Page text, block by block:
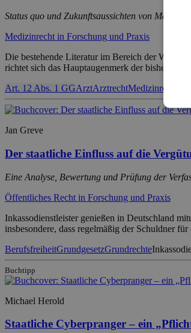
Status quo und Zukunftsaussichten von
Medizinrecht in Forschung und Praxis
Die bestehende Literatur im Bereich der
richtet sich das Hauptaugenmerk der
Art. 12 Abs. 1 GGArztArztrechtMedizinrecht
Jan Greve
Der staatliche Einfluss auf die
Eine Analyse, Bewertung und Prüfung der
Öffentliches Recht in Forschung und Praxis
Inkassodienstleister genießen in Deutschland
insbesondere, dass regelmäßig der Schuldner
BerufsfreiheitGrundgesetzGrundrechte
Buchtipp
Michael Herold
Staatliche Cyberpranger – ein